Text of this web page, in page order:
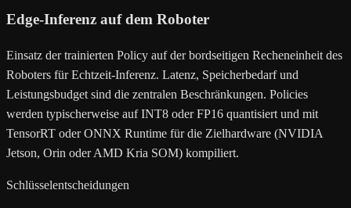
Edge-Inferenz auf dem Roboter
Einsatz der trainierten Policy auf der bordseitigen Recheneinheit des
Roboters für Echtzeit-Inferenz. Latenz, Speicherbedarf und
Leistungsbudget sind die zentralen Beschränkungen. Policies
werden typischerweise auf INT8 oder FP16 quantisiert und mit
TensorRT oder ONNX Runtime für die Zielhardware (NVIDIA
Jetson, Orin oder AMD Kria SOM) kompiliert.
Schlüsselentscheidungen